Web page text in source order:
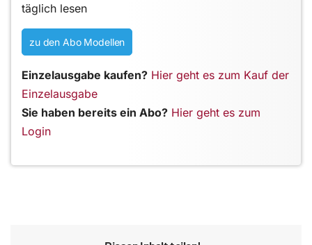
täglich lesen
zu den Abo Modellen
Einzelausgabe kaufen? Hier geht es zum Kauf der
Einzelausgabe
Sie haben bereits ein Abo? Hier geht es zum
Login